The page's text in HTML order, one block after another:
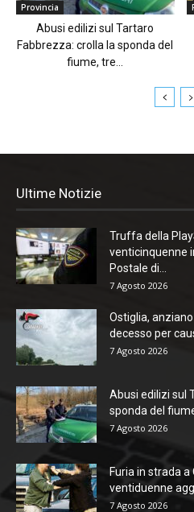
Provincia
Abusi edilizi sul Tartaro
Fabbrezza: crolla la sponda del
fiume, tre...
Ultime Notizie
Truffa della
venticinquenne
Postale di...
7 Agosto 2026
Ostiglia,
decesso per
7 Agosto 2026
Abusi edilizi sul
sponda del
7 Agosto 2026
Furia in strada
ventiduenne
7 Agosto 2026